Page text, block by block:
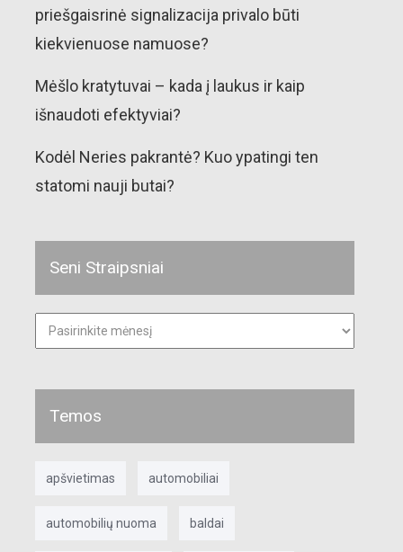
priešgaisrinė signalizacija privalo būti
kiekvienuose namuose?
Mėšlo kratytuvai – kada į laukus ir kaip
išnaudoti efektyviai?
Kodėl Neries pakrantė? Kuo ypatingi ten
statomi nauji butai?
Seni Straipsniai
Seni
straipsniai
Temos
apšvietimas automobiliai
automobilių nuoma baldai